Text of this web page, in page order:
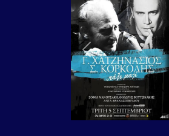
Previous